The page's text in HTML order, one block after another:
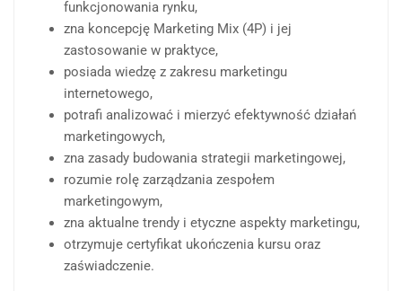
funkcjonowania rynku,
zna koncepcję Marketing Mix (4P) i jej
zastosowanie w praktyce,
posiada wiedzę z zakresu marketingu
internetowego,
potrafi analizować i mierzyć efektywność działań
marketingowych,
zna zasady budowania strategii marketingowej,
rozumie rolę zarządzania zespołem
marketingowym,
zna aktualne trendy i etyczne aspekty marketingu,
otrzymuje certyfikat ukończenia kursu oraz
zaświadczenie.